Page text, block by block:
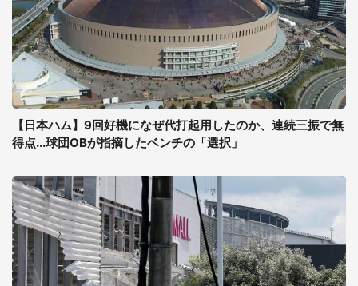
【日本ハム】9回好機になぜ代打起用したのか、連続三振で無
得点...球団OBが指摘したベンチの「選択」